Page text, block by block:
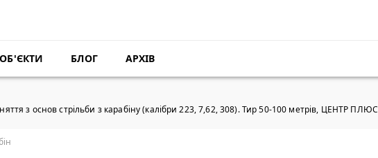
ОБ'ЄКТИ БЛОГ АРХІВ
з основ стрільби з карабіну (калібри 223, 7,62, 308). Тир 50-100 метрів, ЦЕНТР ПЛЮС